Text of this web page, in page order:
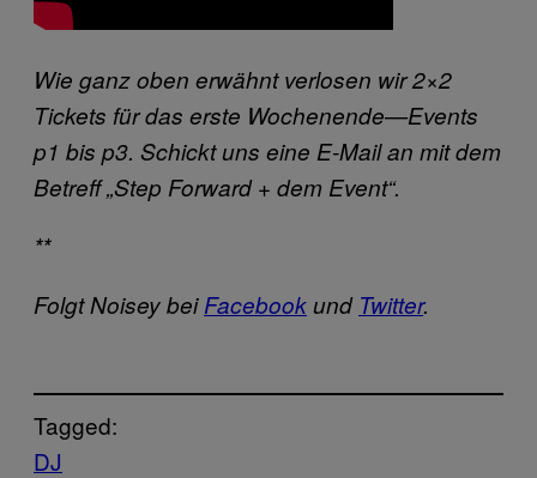
Wie ganz oben erwähnt verlosen wir 2×2
Tickets für das erste Wochenende—Events
p1 bis p3. Schickt uns eine E-Mail an mit dem
Betreff „Step Forward + dem Event“.
**
Folgt Noisey beiFacebookund Twitter.
Tagged:
DJ